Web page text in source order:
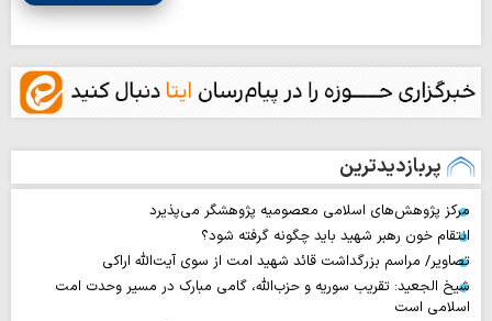
پربازدیدترین
مرکز پژوهش‌های اسلامی معصومیه پژوهشگر می‌پذیرد
انتقام خون رهبر شهید باید چگونه گرفته شود؟
تصاویر/ مراسم بزرگداشت قائد شهید امت از سوی آیت‌الله اراکی
شیخ الجعید: تقریب سوریه و حزب‌الله، گامی مبارک در مسیر وحدت امت
اسلامی است